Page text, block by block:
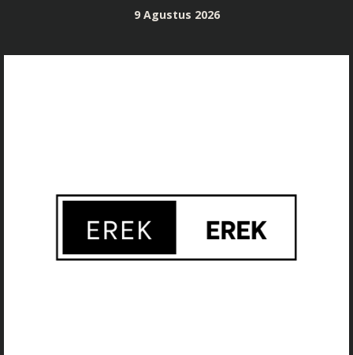
content
9 Agustus 2026